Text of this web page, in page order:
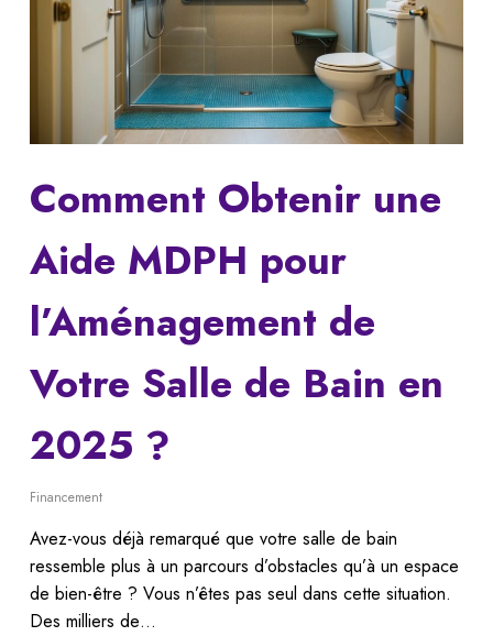
Comment Obtenir une
Aide MDPH pour
l’Aménagement de
Votre Salle de Bain en
2025 ?
Financement
Avez-vous déjà remarqué que votre salle de bain
ressemble plus à un parcours d’obstacles qu’à un espace
de bien-être ? Vous n’êtes pas seul dans cette situation.
Des milliers de…